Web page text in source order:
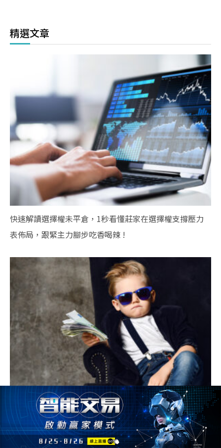
精選文章
快速解讀選擇權未平倉，1秒看懂莊家在選擇權支撐壓力
表佈局，跟緊主力腳步吃香喝辣 !
選擇權保證金多少錢 ? 5分鐘快速學會選擇權保證金計算方
式 !